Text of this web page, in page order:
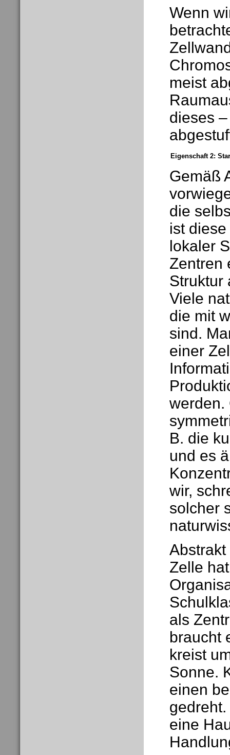
Wenn
meist
dieses
Eigenschaft 2:
Gemäß
die
ist
lokaler
Zentren
Struktur
Viele
die mit
sind.
einer
werden.
B. die
und es
wir,
solcher
Zelle
als
braucht
kreist
Sonne.
einen
eine